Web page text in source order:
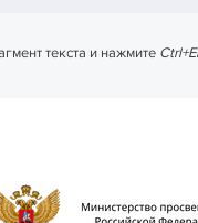
текста и нажмите